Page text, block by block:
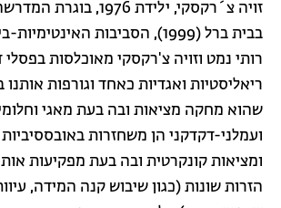
זויה צ´רקסקי, ילידת
בבית ברל (1999), הסביבות
רותי נמט וזויה צ'רקסקי מאוכלסות בפסלי
ריאליסטיות ואגדיות כאחד וגורפות אותנו
שהוא מחקה מציאות ובה בעת מאגי
ועמלני-דקדקני הן משחזרות
ומציאות קונקרטית ובה בעת מפקיעות
הזרות שונות (כגון שיבוש קנה המידה,